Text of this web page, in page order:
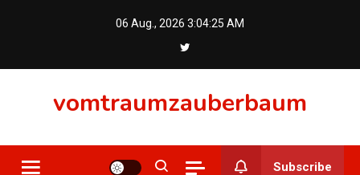
06 Aug., 2026 3:04:25 AM
vomtraumzauberbaum
Subscribe